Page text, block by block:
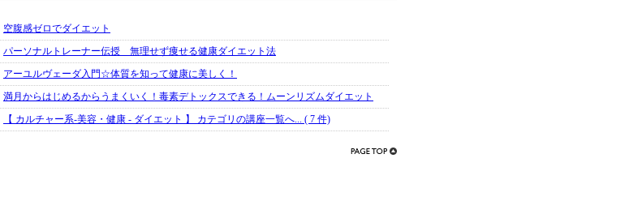
空腹感ゼロでダイエット
パーソナルトレーナー伝授 無理せず痩せる健康ダイエット法
アーユルヴェーダ入門☆体質を知って健康に美しく！
満月からはじめるからうまくいく！毒素デトックスできる！ムーンリズムダイエット
【 カルチャー系-美容・健康 - ダイエット 】 カテゴリの講座一覧へ... ( 7 件)